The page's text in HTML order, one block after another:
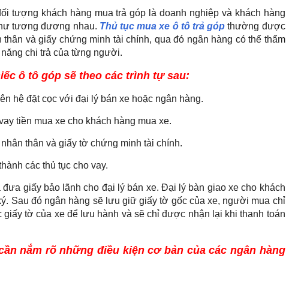
tượng khách hàng mua trả góp là doanh nghiệp và khách hàng
tương đương nhau. Thủ tục mua xe ô tô trả góp thường được
và giấy chứng minh tài chính, qua đó ngân hàng có thể thẩm
chi trả của từng người.
ô tô góp sẽ theo các trình tự sau:
hệ đặt cọc với đại lý bán xe hoặc ngân hàng.
tiền mua xe cho khách hàng mua xe.
thân và giấy tờ chứng minh tài chính.
các thủ tục cho vay.
giấy bảo lãnh cho đại lý bán xe. Đại lý bàn giao xe cho khách
Sau đó ngân hàng sẽ lưu giữ giấy tờ gốc của xe, người mua chỉ
tờ của xe để lưu hành và sẽ chỉ được nhận lại khi thanh toán
nắm rõ những điều kiện cơ bản của các ngân hàng